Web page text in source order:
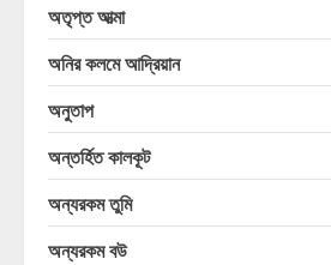
অতৃপ্ত আত্মা
অনির কলমে আদ্রিয়ান
অনুতাপ
অন্তর্হিত কালকূট
অন্যরকম তুমি
অন্যরকম বউ